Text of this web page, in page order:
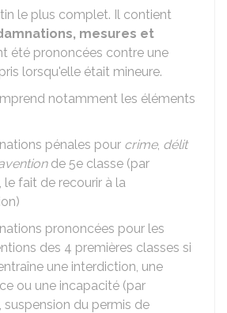
le plus complet. Il contient
mesures et
été prononcées contre une
lorsqu'elle était mineure.
notamment les éléments
pénales pour crime, délit
de 5e classe (par
le fait de recourir à la
prononcées pour les
des 4 premières classes si
une interdiction, une
ou une incapacité (par
suspension du permis de